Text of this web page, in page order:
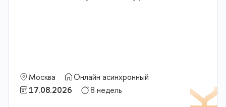
Москва
Онлайн асинхронный
17.08.2026
8 недель